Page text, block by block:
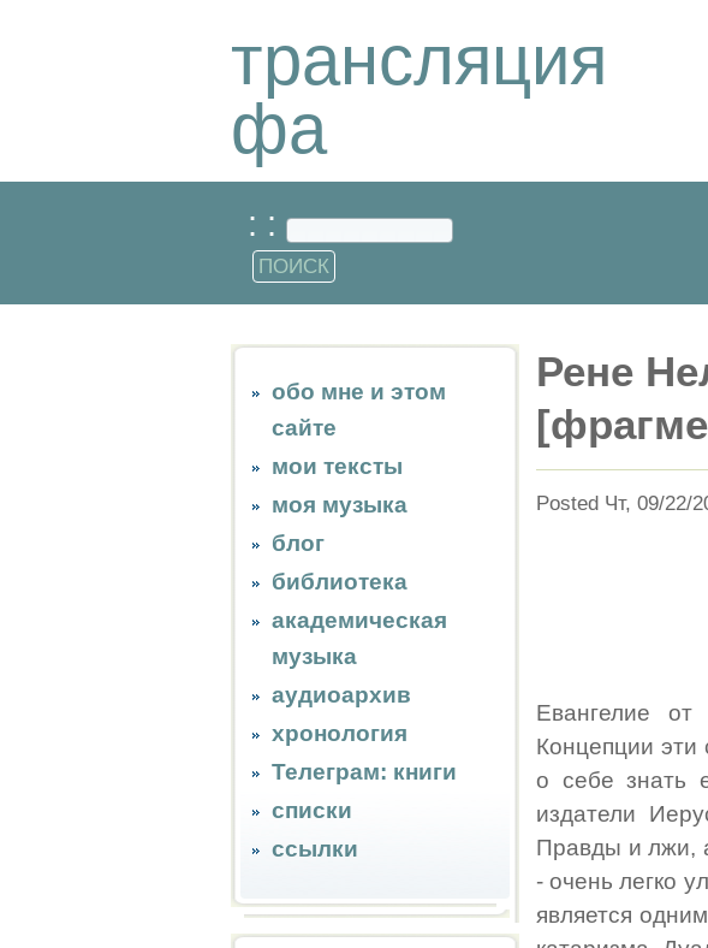
трансляция
фа
: :
обо мне и этом
сайте
мои тексты
моя музыка
блог
библиотека
академическая
музыка
аудиоархив
хронология
Телеграм: книги
списки
ссылки
Рене
Posted Чт, 09/22/
Евангелие
Концепции эти
о себе знать
издатели
Правды и лжи,
- очень легко
является